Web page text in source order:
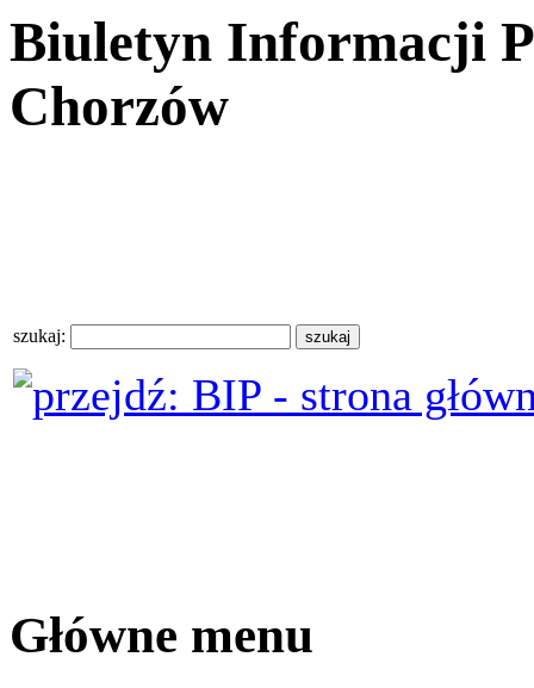
Biuletyn Informacji
Chorzów
szukaj:
Główne menu